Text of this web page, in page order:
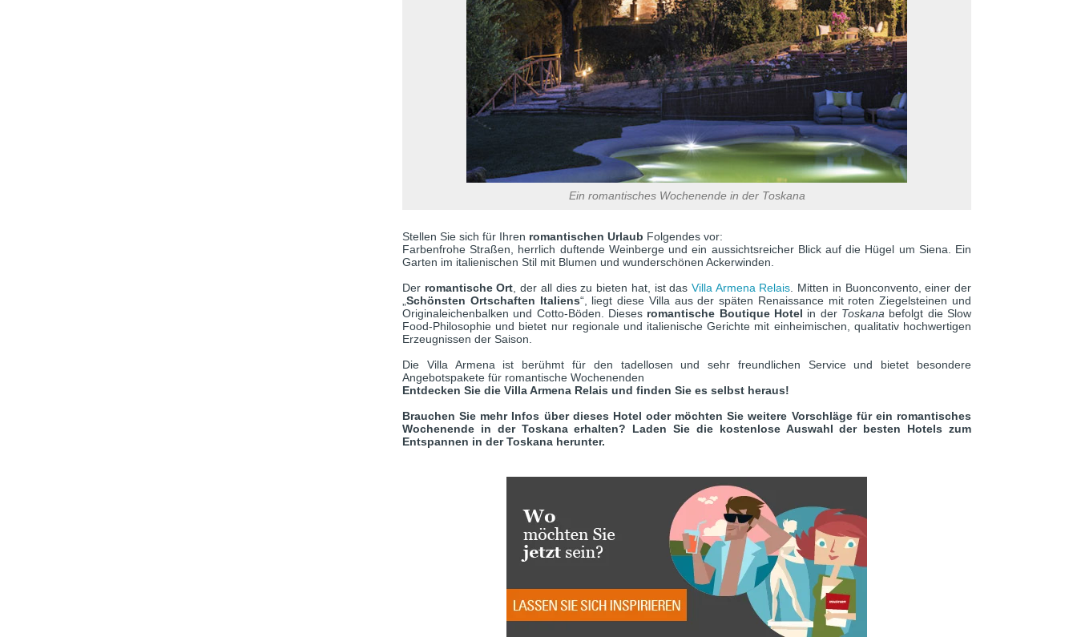
Ein romantisches Wochenende in der Toskana
Stellen Sie sich für Ihren romantischen Urlaub Folgendes vor:
Farbenfrohe Straßen, herrlich duftende Weinberge und ein aussichtsreicher Blick auf die Hügel um Siena. Ein
Garten im italienischen Stil mit Blumen und wunderschönen Ackerwinden.
Der romantische Ort , der all dies zu bieten hat, ist das Villa Armena Relais . Mitten in Buonconvento, einer der
Schönsten Ortschaften Italiens“, liegt diese Villa aus der späten Renaissance mit roten Ziegelsteinen und
Originaleichenbalken und Cotto-Böden. Dieses romantische Boutique Hotel in der Toskana befolgt die Slow
Food-Philosophie und bietet nur regionale und italienische Gerichte mit einheimischen, qualitativ hochwertigen
Erzeugnissen der Saison.
Die Villa Armena ist berühmt für den tadellosen und sehr freundlichen Service und bietet besondere
Angebotspakete für romantische Wochenenden
Entdecken Sie die Villa Armena Relais und finden Sie es selbst heraus!
Brauchen Sie mehr Infos über dieses Hotel oder möchten Sie weitere Vorschläge für ein romantisches
Wochenende in der Toskana erhalten? Laden Sie die kostenlose Auswahl der besten Hotels zum
Entspannen in der Toskana herunter.